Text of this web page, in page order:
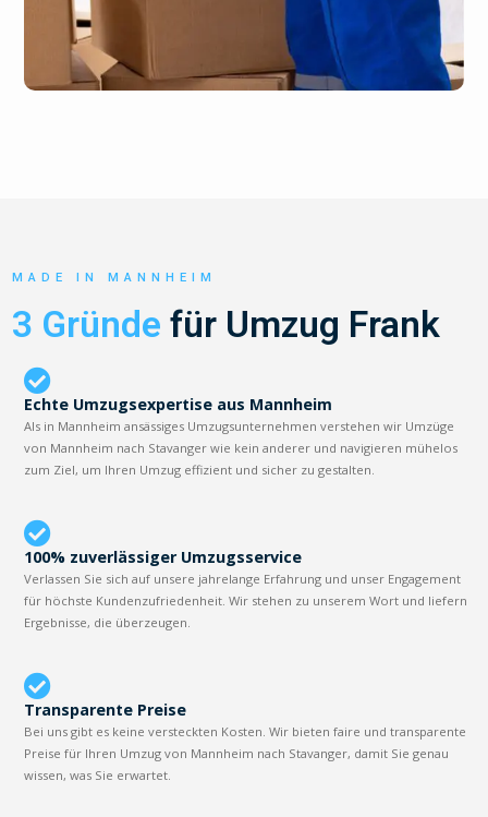
MADE IN MANNHEIM
3 Gründe für Umzug Frank
Echte Umzugsexpertise aus Mannheim
Als in Mannheim ansässiges Umzugsunternehmen verstehen wir Umzüge
von Mannheim nach Stavanger wie kein anderer und navigieren mühelos
zum Ziel, um Ihren Umzug effizient und sicher zu gestalten.
100% zuverlässiger Umzugsservice
Verlassen Sie sich auf unsere jahrelange Erfahrung und unser Engagement
für höchste Kundenzufriedenheit. Wir stehen zu unserem Wort und liefern
Ergebnisse, die überzeugen.
Transparente Preise
Bei uns gibt es keine versteckten Kosten. Wir bieten faire und transparente
Preise für Ihren Umzug von Mannheim nach Stavanger, damit Sie genau
wissen, was Sie erwartet.